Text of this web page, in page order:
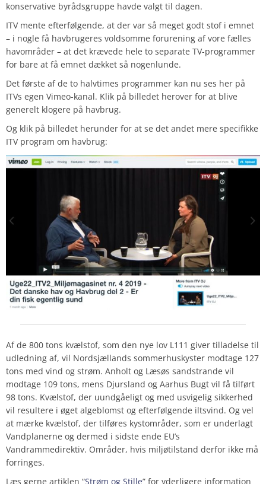
konservative byrådsgruppe havde valgt til dagen.
ITV mente efterfølgende, at der var så meget godt stof i emnet
– i nogle få havbrugeres voldsomme forurening af vore fælles
havområder – at det krævede hele to separate TV-programmer
for bare at få emnet dækket så nogenlunde.
Det første af de to halvtimes programmer kan nu ses her på
ITVs egen Vimeo-kanal. Klik på billedet herover for at blive
generelt klogere på havbrug.
Og klik på billedet herunder for at se det andet mere specifikke
ITVprogram om havbrug:
Af de 800 tons kvælstof, som den nye lov L111 giver tilladelse til
udledning af, vil Nordsjællands sommerhuskyster modtage 127
tons med vind og strøm. Anholt og Læsøs sandstrande vil
modtage 109 tons, mens Djursland og Aarhus Bugt vil få tilført
98 tons. Kvælstof, der uundgåeligt og med usvigelig sikkerhed
vil resultere i øget algeblomst og efterfølgende iltsvind. Og vel
at mærke kvælstof, der tilføres kystområder, som er underlagt
Vandplanerne og dermed i sidste ende EU’s
Vandrammedirektiv. Områder, hvis miljøtilstand derfor ikke må
forringes.
Læs gerne artiklen “Strøm og Stille” for yderligere information